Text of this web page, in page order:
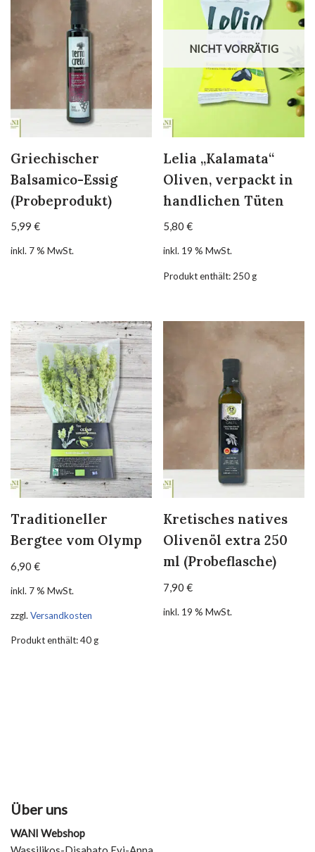
Griechischer
Balsamico-Essig
(Probeprodukt)
5,99 €
inkl. 7 % MwSt.
NICHT VORRÄTIG
Lelia „Kalamata“
Oliven, verpackt in
handlichen Tüten
5,80€
inkl. 19 % MwSt.
Produkt enthält: 250 g
Traditioneller
Bergtee vom Olymp
6,90 €
inkl. 7 % MwSt.
zzgl. Versandkosten
Produkt enthält: 40 g
Kretisches natives
Olivenöl extra 250
ml (Probeflasche)
7,90€
inkl. 19 % MwSt.
Über uns
WANI Webshop